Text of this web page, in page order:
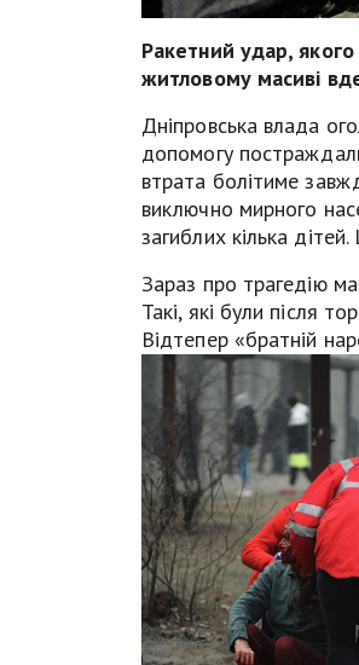
Ракетний удар,
житловому масиві
Дніпровська влада
допомогу
втрата болітиме
виключно мирного
загиблих кілька
Зараз про трагедію
Такі, які були після
Відтепер «братній